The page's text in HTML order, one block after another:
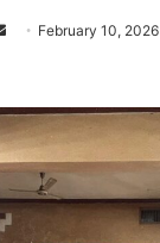
Send February 10, 2026